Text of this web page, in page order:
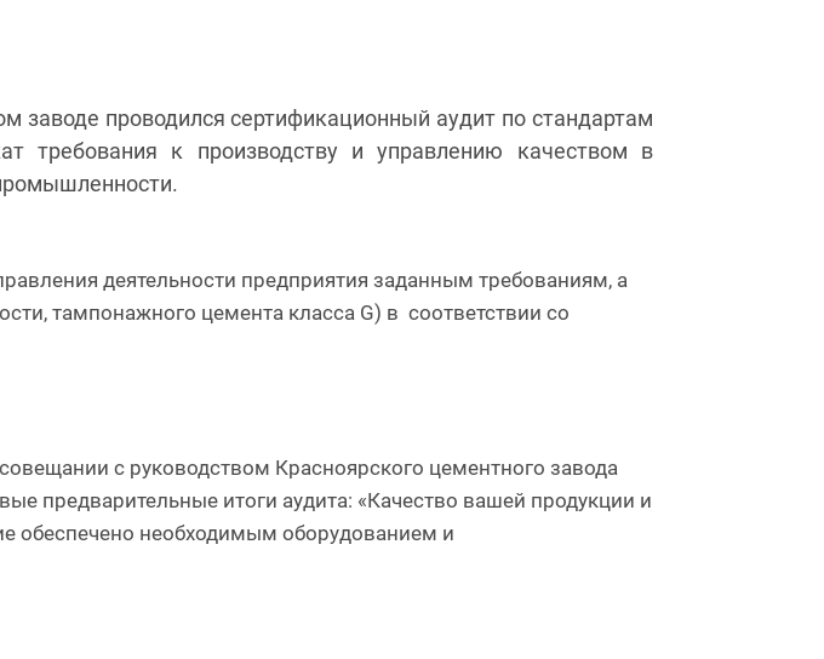
заводе проводился сертификационный аудит по стандартам
требования к производству и управлению качеством в
промышленности.
деятельности предприятия заданным требованиям, а
тампонажного цемента класса G) в соответствии со
с руководством Красноярского цементного завода
предварительные итоги аудита: «Качество вашей продукции и
обеспечено необходимым оборудованием и